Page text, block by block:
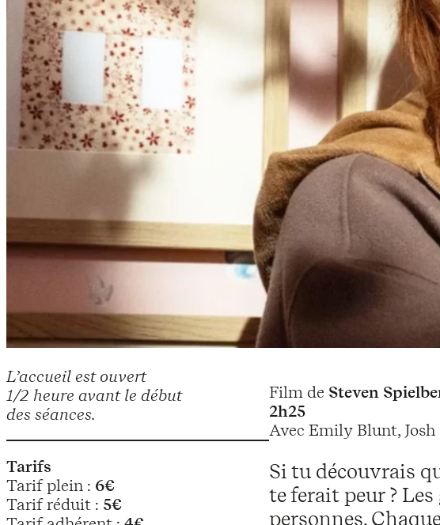
L’accueil est ouvert
1/2 heure avant le début
des séances.
Tarifs
Tarif plein : 6€
Tarif réduit : 5€
Film de Steven
2h25
Avec Emily Blunt,
Si tu découvrais
te ferait peur ?
personnes.